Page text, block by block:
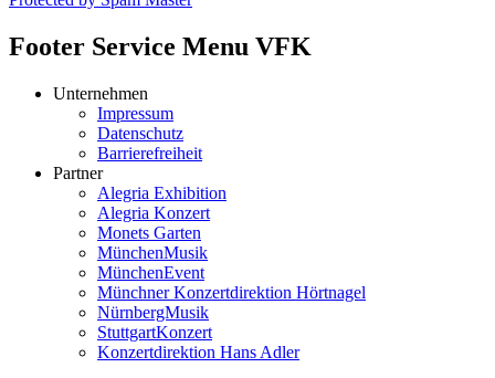
Footer Service Menu VFK
Unternehmen
Impressum
Datenschutz
Barrierefreiheit
Partner
Alegria Exhibition
Alegria Konzert
Monets Garten
MünchenMusik
MünchenEvent
Münchner Konzertdirektion Hörtnagel
NürnbergMusik
StuttgartKonzert
Konzertdirektion Hans Adler